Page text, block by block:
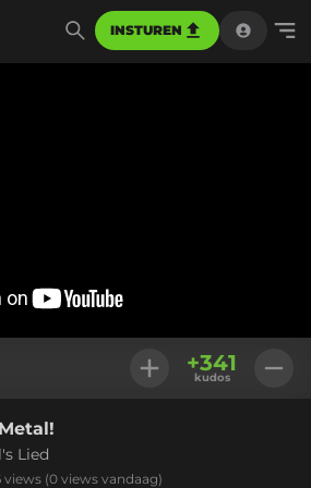
INSTUREN
+341
kudos
Lied
views (0 views vandaag)